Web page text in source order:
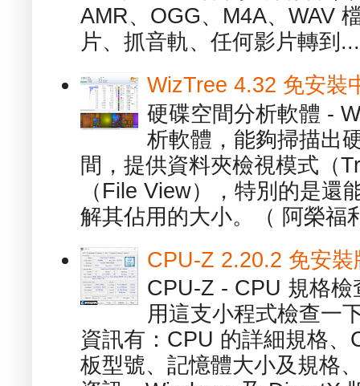
AMR、OGG、M4A、WAV
片、抓音軌、任何影片轉到...
WizTree 4.32 免安裝
硬碟空間分析軟體 -
析軟體，能夠掃描出
間，提供資料夾檢視模式（
（File View），特別的是還
解其佔用的大小。（ 阿榮福
CPU-Z 2.20.2 免安
CPU-Z - CPU 規格
用這支小程式檢查一
資訊有：CPU 的詳細規格
板型號、記憶體大小及規格